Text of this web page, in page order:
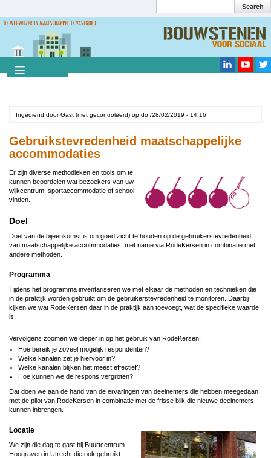
naar
gaan
Search
Ingediend doorGast (niet gecontroleerd) op do /28/02/2019 - 14:16
Gebruikstevredenheid maatschappelijke
accommodaties
Er zijn diverse methodieken en tools om te
kunnen beoordelen wat bezoekers van uw
wijkcentrum, sportaccommodatie of school
vinden.
Doel
Doel van de bijeenkomst is om goed zicht te houden op de gebruikerstevredenheid
van maatschappelijke accommodaties, met name via RodeKersen in combinatie met
andere methoden.
Programma
Tijdens het programma inventariseren we met elkaar de methoden en technieken die
in de praktijk worden gebruikt om de gebruikerstevredenheid te monitoren. Daarbij
kijken we wat RodeKersen daar in de praktijk aan toevoegt, wat de specifieke waarde
is.
Vervolgens zoomen we dieper in op het gebruik van RodeKersen:
Hoe bereik je zoveel mogelijk respondenten?
Welke kanalen zet je hiervoor in?
Welke kanalen blijken het meest effectief?
Hoe kunnen we de respons vergroten?
Dat doen we aan de hand van de ervaringen van deelnemers die hebben meegedaan
met de pilot van RodeKersen in combinatie met de frisse blik die nieuwe deelnemers
kunnen inbrengen.
Locatie
We zijn die dag te gast bij Buurtcentrum
Hoograven in Utrecht die ook gebruikt